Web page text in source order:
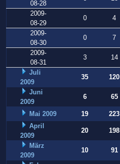
08-28
2009-
08-29
0 4
2009-
08-30
0 7
2009-
08-31
3 14
Juli
2009
35 120
Juni
2009
6 65
Mai 2009 19 223
April
2009
20 198
März
2009
10 91